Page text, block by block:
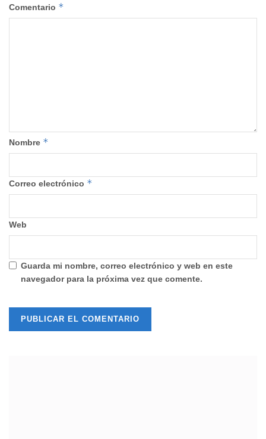
Comentario *
Nombre *
Correo electrónico *
Web
Guarda mi nombre, correo electrónico y web en este
navegador para la próxima vez que comente.